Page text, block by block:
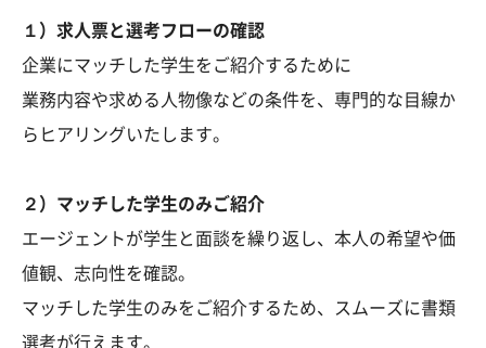
１）求人票と選考フローの確認
企業にマッチした学生をご紹介するために
業務内容や求める人物像などの条件を、専門的な目線か
らヒアリングいたします。
２）マッチした学生のみご紹介
エージェントが学生と面談を繰り返し、本人の希望や価
値観、志向性を確認。
マッチした学生のみをご紹介するため、スムーズに書類
選考が行えます。